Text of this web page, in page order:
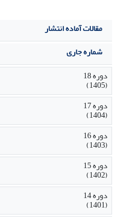
مقالات آماده انتشار
شماره جاری
دوره 18
(1405)
دوره 17
(1404)
دوره 16
(1403)
دوره 15
(1402)
دوره 14
(1401)